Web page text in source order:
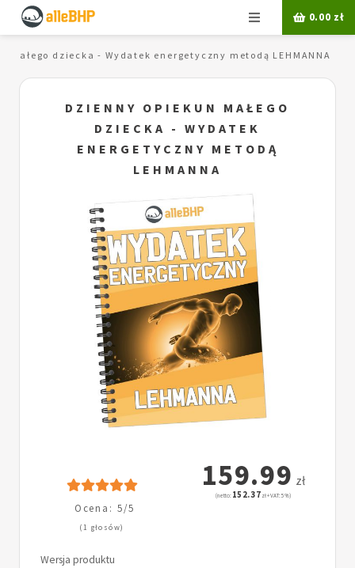
Menu 0.00 zł
małego dziecka - Wydatek energetyczny metodą LEHMANNA
DZIENNY OPIEKUN MAŁEGO
DZIECKA - WYDATEK
ENERGETYCZNY METODĄ
LEHMANNA
Ocena: 5/5
(1 głosów)
159.99 zł
(netto: 152.37 zł + VAT: 5%)
Wersja produktu